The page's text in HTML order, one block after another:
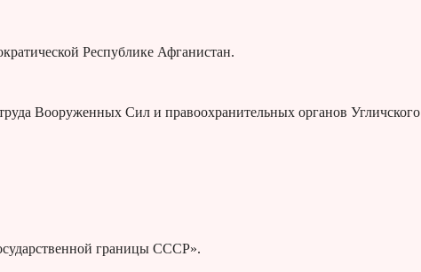
Республике Афганистан.
Вооруженных Сил и правоохранительных органов Угличского
границы СССР».